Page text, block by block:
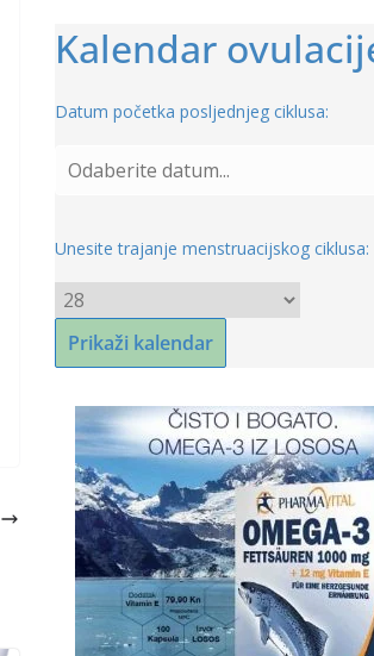
Kalendar
Datum početka posljednjeg ciklusa:
Unesite trajanje menstruacijskog ciklusa: